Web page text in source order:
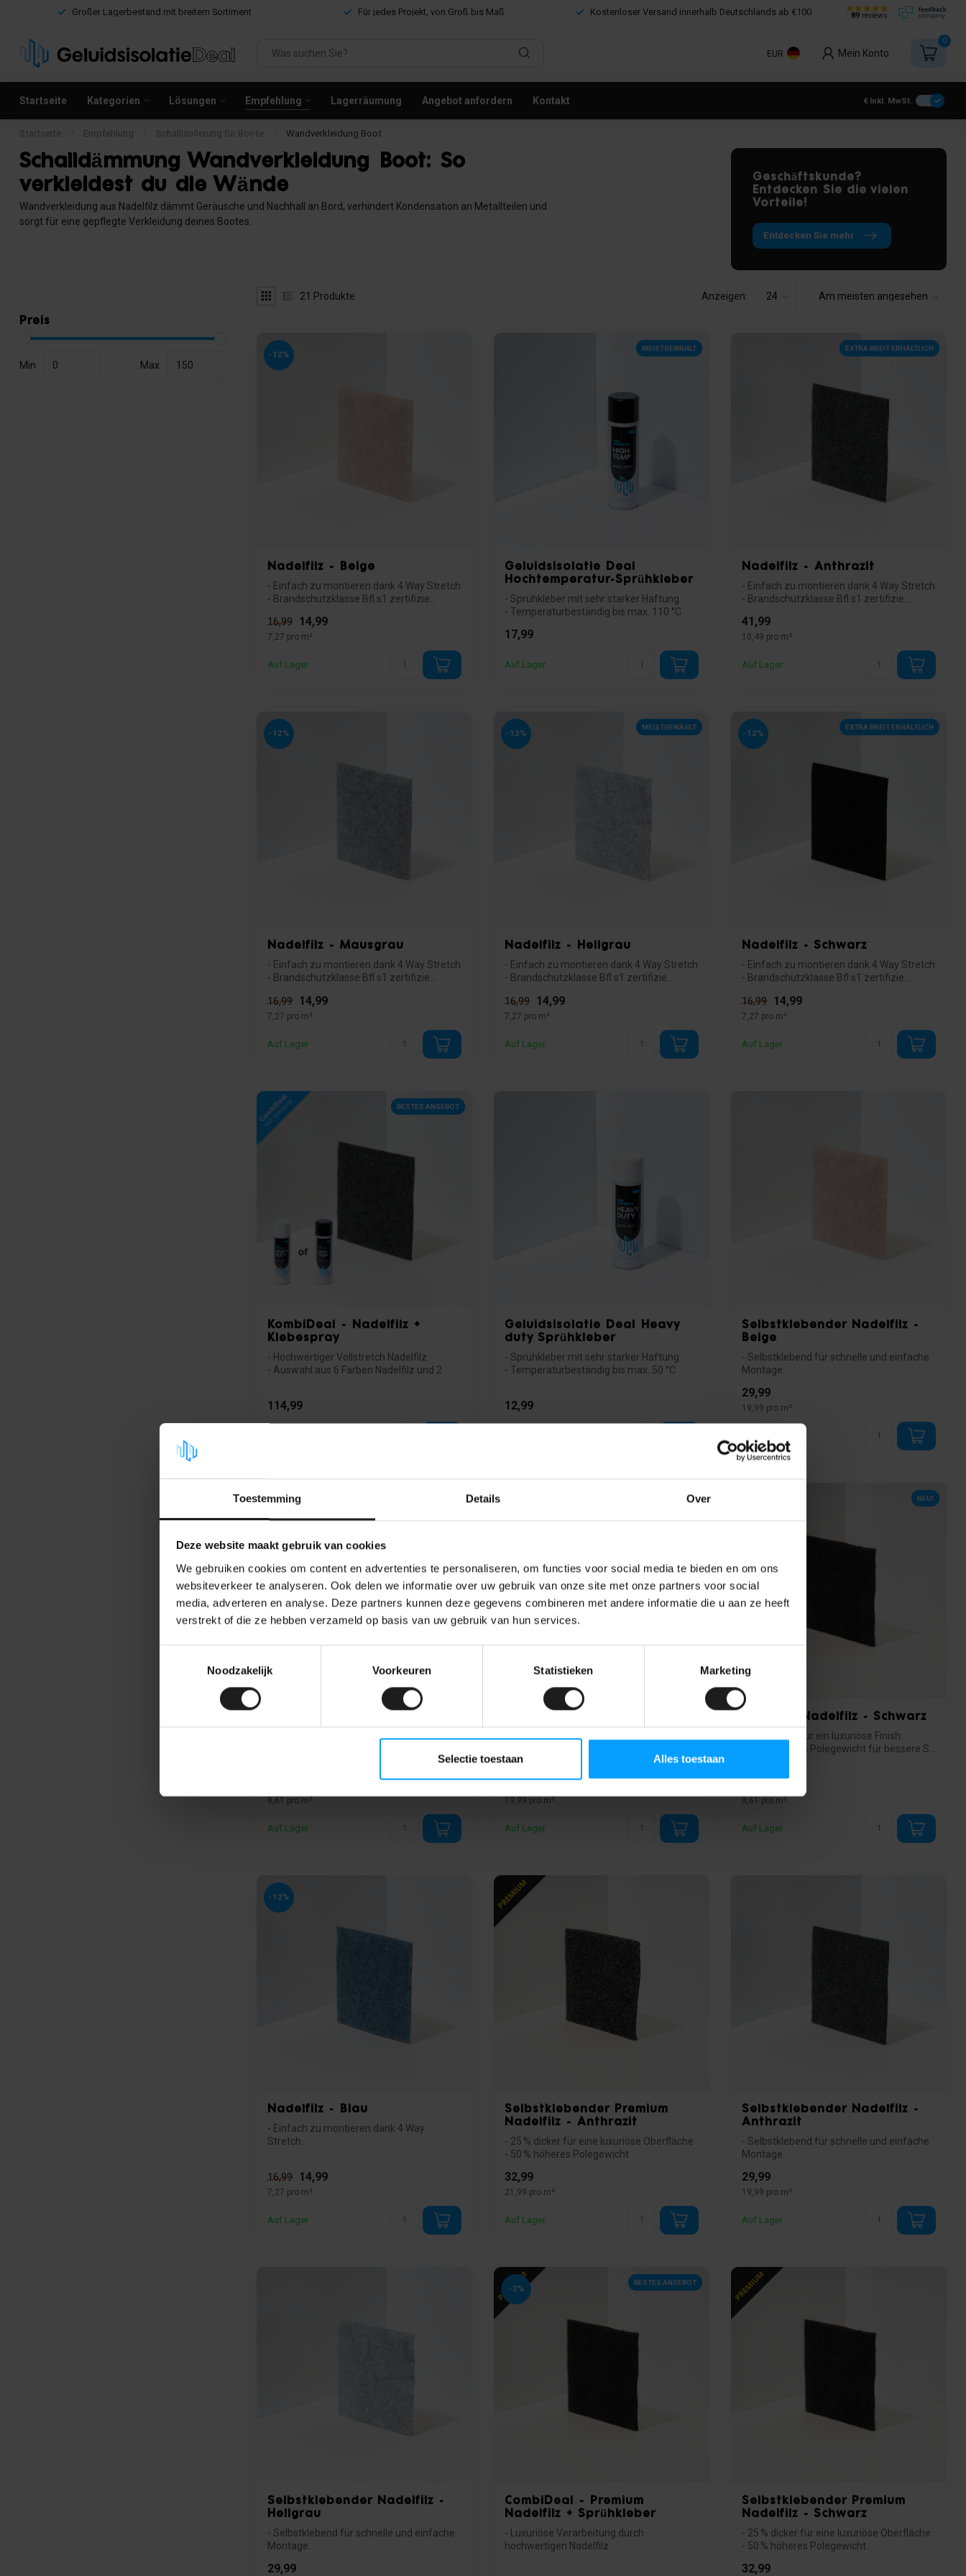
Toestemming Details Over
Deze website maakt gebruik van cookies
We gebruiken cookies om content en advertenties te personaliseren, om functies voor social media te bieden en om ons
websiteverkeer te analyseren. Ook delen we informatie over uw gebruik van onze site met onze partners voor social
media, adverteren en analyse. Deze partners kunnen deze gegevens combineren met andere informatie die u aan ze heeft
verstrekt of die ze hebben verzameld op basis van uw gebruik van hun services.
Noodzakelijk
Voorkeuren Statistieken Marketing
Selectie toestaan Alles toestaan
Großer Lagerbestand mit breitem Sortiment Für jedes Projekt, von Groß bis Maß Kostenloser Versand innerhalb Deutschlands ab €100 89reviews
EUR Mein Konto
0
Startseite Kategorien Lösungen Empfehlung Lagerräumung Angebot anfordern Kontakt € Inkl. MwSt.
Startseite Empfehlung Schallisolierung für Boote Wandverkleidung Boot
Schalldämmung Wandverkleidung Boot: So
verkleidest du die Wände
Wandverkleidung aus Nadelfilz dämmt Geräusche und Nachhall an Bord, verhindert Kondensation an Metallteilen und
sorgt für eine gepflegte Verkleidung deines Bootes.
Geschäftskunde?
Entdecken Sie die vielen
Vorteile!
Entdecken Sie mehr
Preis
Min Max
21 Produkte Anzeigen:
-12%
Nadelfilz - Beige
- Einfach zu montieren dank 4 Way Stretch
- Brandschutzklasse Bfl s1 zertifizie...
16,99 14,99
7,27 pro m²
Auf Lager
MEISTGEWÄHLT
Geluidsisolatie Deal
Hochtemperatur-Sprühkleber
- Sprühkleber mit sehr starker Haftung.
- Temperaturbeständig bis max. 110 °C
17,99
Auf Lager
EXTRA BREIT ERHÄLTLICH
Nadelfilz - Anthrazit
- Einfach zu montieren dank 4 Way Stretch
- Brandschutzklasse Bfl s1 zertifizie...
41,99
10,49 pro m²
Auf Lager
-12%
Nadelfilz - Mausgrau
- Einfach zu montieren dank 4 Way Stretch
- Brandschutzklasse Bfl s1 zertifizie...
16,99 14,99
7,27 pro m²
Auf Lager
MEISTGEWÄHLT
-12%
Nadelfilz - Hellgrau
- Einfach zu montieren dank 4 Way Stretch
- Brandschutzklasse Bfl s1 zertifizie...
16,99 14,99
7,27 pro m²
Auf Lager
EXTRA BREIT ERHÄLTLICH
-12%
Nadelfilz - Schwarz
- Einfach zu montieren dank 4 Way Stretch
- Brandschutzklasse Bfl s1 zertifizie...
16,99 14,99
7,27 pro m²
Auf Lager
BESTES ANGEBOT
KombiDeal - Nadelfilz +
Klebespray
- Hochwertiger Vollstretch Nadelfilz.
- Auswahl aus 6 Farben Nadelfilz und 2
114,99
Geluidsisolatie Deal Heavy
duty Sprühkleber
- Sprühkleber mit sehr starker Haftung.
- Temperaturbeständig bis max. 50 °C
12,99
Selbstklebender Nadelfilz -
Beige
- Selbstklebend für schnelle und einfache
Montage.
29,99
19,99 pro m²
- 25 % dicker für ein luxuriöse Finish.
8,61 pro m²
Auf Lager
MEISTGEWÄHLT
Schwarz
Montage.
29,99
19,99 pro m²
Auf Lager
NEU!
Premium Nadelfilz - Schwarz
- 25 % dicker für ein luxuriöse Finish.
- 50 % höheres Polegewicht für bessere S...
8,61 pro m²
Auf Lager
-12%
Nadelfilz - Blau
- Einfach zu montieren dank 4 Way
Stretch.
16,99 14,99
7,27 pro m²
Auf Lager
Selbstklebender Premium
Nadelfilz - Anthrazit
- 25 % dicker für eine luxuriöse Oberfläche
- 50 % höheres Polegewicht
32,99
21,99 pro m²
Auf Lager
Selbstklebender Nadelfilz -
Anthrazit
- Selbstklebend für schnelle und einfache
Montage.
29,99
19,99 pro m²
Auf Lager
Selbstklebender Nadelfilz -
Hellgrau
- Selbstklebend für schnelle und einfache
Montage.
29,99
BESTES ANGEBOT
-2%
CombiDeal - Premium
Nadelfilz + Sprühkleber
- Luxuriöse Verarbeitung durch
hochwertigen Nadelfilz
Selbstklebender Premium
Nadelfilz - Schwarz
- 25 % dicker für eine luxuriöse Oberfläche
- 50 % höheres Polegewicht
32,99